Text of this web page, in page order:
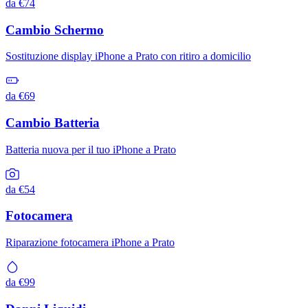
da €74
Cambio Schermo
Sostituzione display iPhone a Prato con ritiro a domicilio
da €69
Cambio Batteria
Batteria nuova per il tuo iPhone a Prato
da €54
Fotocamera
Riparazione fotocamera iPhone a Prato
da €99